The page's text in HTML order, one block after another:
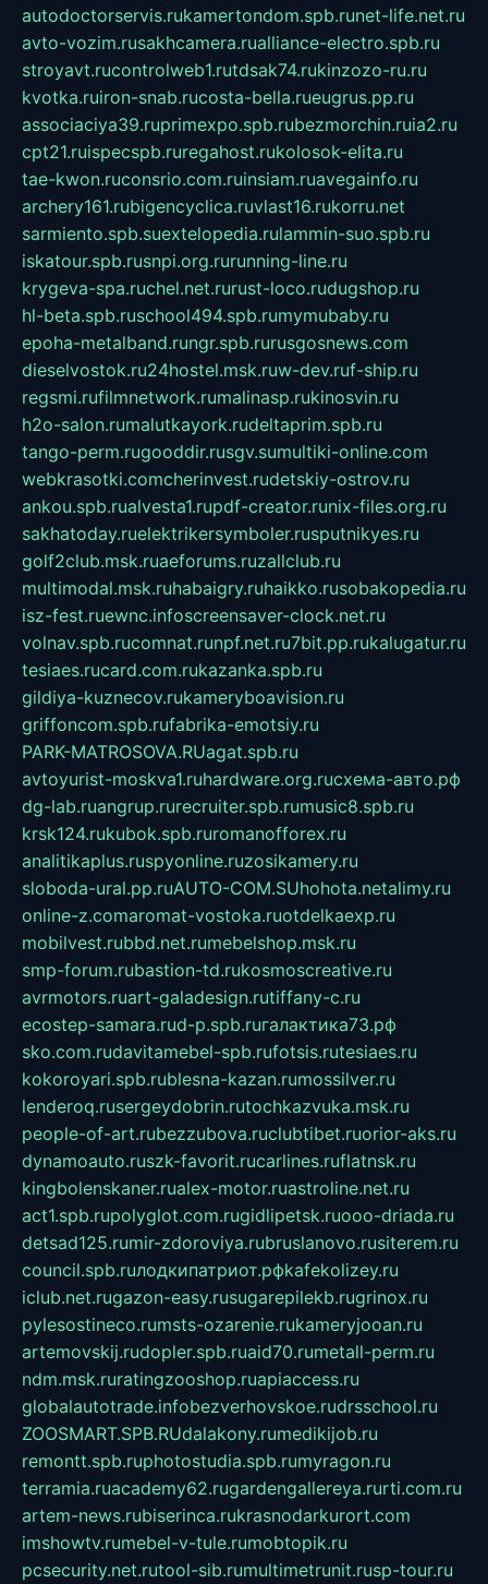
autodoctorservis.rukamertondom.spb.runet-life.net.ru
avto-vozim.rusakhcamera.rualliance-electro.spb.ru
stroyavt.rucontrolweb1.rutdsak74.rukinzozo-ru.ru
kvotka.ruiron-snab.rucosta-bella.rueugrus.pp.ru
associaciya39.ruprimexpo.spb.rubezmorchin.ruia2.ru
cpt21.ruispecspb.ruregahost.rukolosok-elita.ru
tae-kwon.ruconsrio.com.ruinsiam.ruavegainfo.ru
archery161.rubigencyclica.ruvlast16.rukorru.net
sarmiento.spb.suextelopedia.rulammin-suo.spb.ru
iskatour.spb.rusnpi.org.rurunning-line.ru
krygeva-spa.ruchel.net.rurust-loco.rudugshop.ru
hl-beta.spb.ruschool494.spb.rumymubaby.ru
epoha-metalband.rungr.spb.rurusgosnews.com
dieselvostok.ru24hostel.msk.ruw-dev.ruf-ship.ru
regsmi.rufilmnetwork.rumalinasp.rukinosvin.ru
h2o-salon.rumalutkayork.rudeltaprim.spb.ru
tango-perm.rugooddir.rusgv.sumultiki-online.com
webkrasotki.comcherinvest.rudetskiy-ostrov.ru
ankou.spb.rualvesta1.rupdf-creator.runix-files.org.ru
sakhatoday.ruelektrikersymboler.rusputnikyes.ru
golf2club.msk.ruaeforums.ruzallclub.ru
multimodal.msk.ruhabaigry.ruhaikko.rusobakopedia.ru
isz-fest.ruewnc.infoscreensaver-clock.net.ru
volnav.spb.rucomnat.runpf.net.ru7bit.pp.rukalugatur.ru
tesiaes.rucard.com.rukazanka.spb.ru
gildiya-kuznecov.rukameryboavision.ru
griffoncom.spb.rufabrika-emotsiy.ru
PARK-MATROSOVA.RUagat.spb.ru
avtoyurist-moskva1.ruhardware.org.ruсхема-авто.рф
dg-lab.ruangrup.rurecruiter.spb.rumusic8.spb.ru
krsk124.rukubok.spb.ruromanofforex.ru
analitikaplus.ruspyonline.ruzosikamery.ru
sloboda-ural.pp.ruAUTO-COM.SUhohota.netalimy.ru
online-z.comaromat-vostoka.ruotdelkaexp.ru
mobilvest.rubbd.net.rumebelshop.msk.ru
smp-forum.rubastion-td.rukosmoscreative.ru
avrmotors.ruart-galadesign.rutiffany-c.ru
ecostep-samara.rud-p.spb.ruгалактика73.рф
sko.com.rudavitamebel-spb.rufotsis.rutesiaes.ru
kokoroyari.spb.rublesna-kazan.rumossilver.ru
lenderoq.rusergeydobrin.rutochkazvuka.msk.ru
people-of-art.rubezzubova.ruclubtibet.ruorior-aks.ru
dynamoauto.ruszk-favorit.rucarlines.ruflatnsk.ru
kingbolenskaner.rualex-motor.ruastroline.net.ru
act1.spb.rupolyglot.com.rugidlipetsk.ruooo-driada.ru
detsad125.rumir-zdoroviya.rubruslanovo.rusiterem.ru
council.spb.ruлодкипатриот.рфkafekolizey.ru
iclub.net.rugazon-easy.rusugarepilekb.rugrinox.ru
pylesostineco.rumsts-ozarenie.rukameryjooan.ru
artemovskij.rudopler.spb.ruaid70.rumetall-perm.ru
ndm.msk.ruratingzooshop.ruapiaccess.ru
globalautotrade.infobezverhovskoe.rudrsschool.ru
ZOOSMART.SPB.RUdalakony.rumedikijob.ru
remontt.spb.ruphotostudia.spb.rumyragon.ru
terramia.ruacademy62.rugardengallereya.rurti.com.ru
artem-news.rubiserinca.rukrasnodarkurort.com
imshowtv.rumebel-v-tule.rumobtopik.ru
pcsecurity.net.rutool-sib.rumultimetrunit.rusp-tour.ru